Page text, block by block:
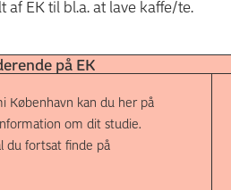
EK til bl.a. at lave kaffe/te.
på EK
København kan du her på
om dit studie.
du fortsat finde på